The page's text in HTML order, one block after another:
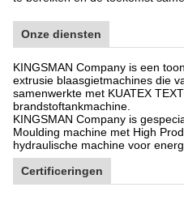
Onze diensten
KINGSMAN Company is een
extrusie blaasgietmachines die
samenwerkte met KUATEX
brandstoftankmachine.
KINGSMAN Company is
Moulding machine met High
hydraulische machine voor
Certificeringen